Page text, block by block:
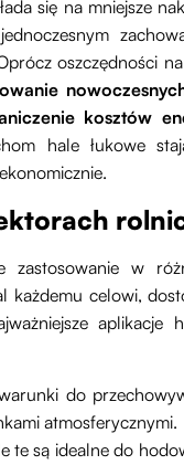
się na mniejsze
oszczędności
kosztów
hale łukowe
zastosowanie w
każdemu celowi,
aplikacje
do
atmosferycznymi.
te są idealne do